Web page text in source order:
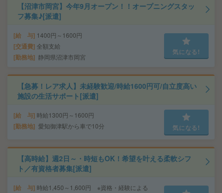
【沼津市岡宮】今年9月オープン！！オープニングスタッ
フ募集♪[派遣]
給 与 1400円～1600円
交通費 全額支給
勤務地 静岡県沼津市岡宮
気になる!
【急募！レア求人】未経験歓迎/時給1600円可/自立度高い
施設の生活サポート[派遣]
給 与 時給1300円～1600円
勤務地 愛知御津駅から車で10分 気になる!
【高時給】週2日～・時短もOK！希望を叶える柔軟シフ
ト／有資格者募集[派遣]
給 与 時給1,450～1,600円 ※資格・経験による